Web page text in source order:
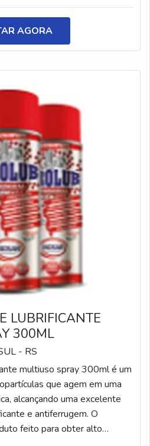
térmica, fornecendo
para metais, além de
de injeção de plásticos e
AGORA
LUBRIFICANTE
300ML
- RS
multiuso spray 300ml é um
que agem em uma
alcançando uma excelente
e antiferrugem. O
feito para obter alto